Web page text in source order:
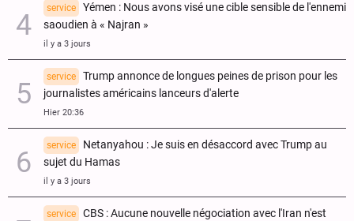
service
Yémen : Nous avons visé une cible sensible de l'ennemi
saoudien à « Najran »
il y a 3 jours
service
Trump annonce de longues peines de prison pour les
journalistes américains lanceurs d'alerte
Hier 20:36
service
Netanyahou : Je suis en désaccord avec Trump au
sujet du Hamas
il y a 3 jours
service
CBS : Aucune nouvelle négociation avec l'Iran n'est